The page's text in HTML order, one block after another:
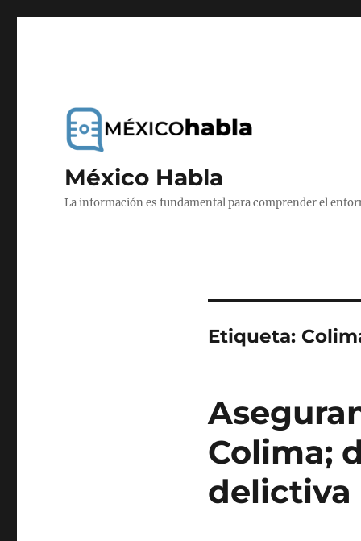
México Habla
La información es fundamental para comprender el
Etiqueta:
Colima;
delictiva